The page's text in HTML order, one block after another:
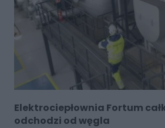
Elektrociepłownia Fortum
odchodzi od węgla